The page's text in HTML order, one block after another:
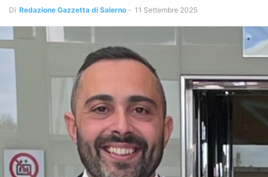
Di Redazione Gazzetta di Salerno - 11 Settembre 2025